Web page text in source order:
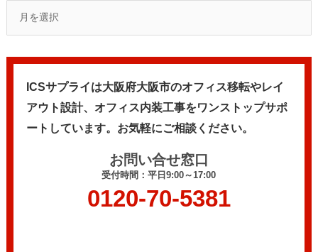
ICSサプライは大阪府大阪市のオフィス移転やレイ
アウト設計、 オフィス内装工事をワンストップサポ
ートしています。 お気軽にご相談ください。
お問い合せ窓口
受付時間：平日9:00～17:00
0120-70-5381